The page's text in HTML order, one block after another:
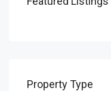
Property Type